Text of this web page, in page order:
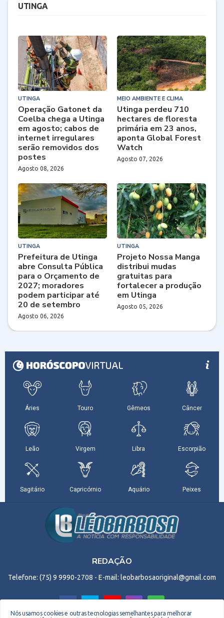
UTINGA
UTINGA
Operação Gatonet da
Coelba chega a Utinga
em agosto; cabos de
internet irregulares
serão removidos dos
postes
Agosto 08, 2026
MEIO AMBIENTE E CLIMA
Utinga perdeu 710
hectares de floresta
primária em 23 anos,
aponta Global Forest
Watch
Agosto 07, 2026
UTINGA
Prefeitura de Utinga
abre Consulta Pública
para o Orçamento de
2027; moradores
podem participar até
20 de setembro
Agosto 06, 2026
UTINGA
Projeto Nossa Manga
distribui mudas
gratuitas para
fortalecer a produção
em Utinga
Agosto 05, 2026
REDAÇÃO
Telefone: (75) 9 9990-2708 - E-mail: leobarbosaoriginal@gmail.com
Nós usamos cookies e outras tecnologias semelhantes para melhorar